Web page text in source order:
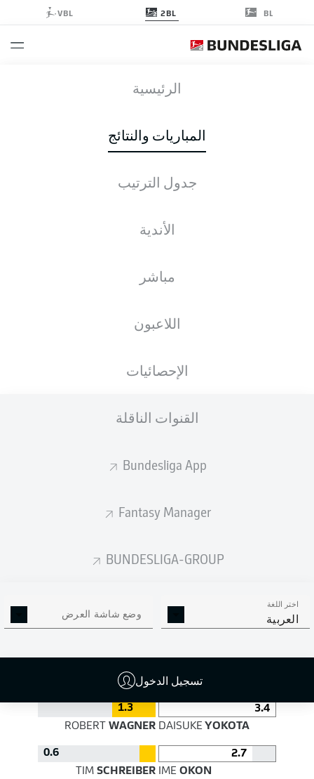
BL
2BL
VBL
الرئيسية
المباريات والنتائج
جدول الترتيب
الأندية
مباشر
اللاعبون
الإحصائيات
القنوات الناقلة
Bundesliga App
Fantasy Manager
BUNDESLIGA-GROUP
اختر اللغة
العربية وضع شاشة العرض
تسجيل الدخول
0
0
الأخبار التشكيلات الإحصائيات
534
88 % الدقة 82 %
جودة التمرير
3.4
1.3
DAISUKE YOKOTA
ROBERT WAGNER
2.7
0.6
IME OKON
TIM SCHREIBER